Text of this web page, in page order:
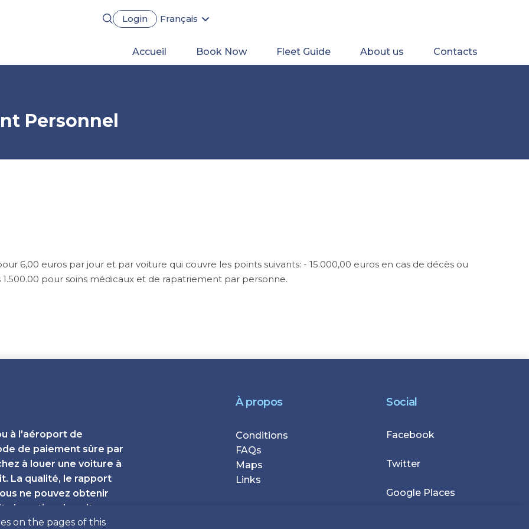
Login
Français
Español
Deutsch
on the pages of this
navigation
Accueil Book Now Fleet Guide About us Contacts
Personnel
6,00 euros par jour et par voiture qui couvre les points suivants: - 15.000,00 euros en cas de décès ou
pour soins médicaux et de rapatriement par personne.
à l'aéroport de
de paiement sûre par
à louer une voiture à
La qualité, le rapport
ne pouvez obtenir
Location de voitures
sans complications,
À propos
Footer
Conditions
FAQs
Maps
Links
Social
Facebook
Twitter
Google Places